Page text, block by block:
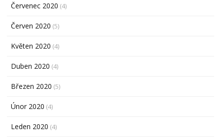
Červenec 2020 (4)
Červen 2020 (5)
Květen 2020 (4)
Duben 2020 (4)
Březen 2020 (5)
Únor 2020 (4)
Leden 2020 (4)